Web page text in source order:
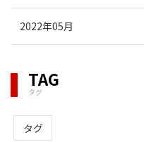
2022年05月
TAG
タグ
タグ